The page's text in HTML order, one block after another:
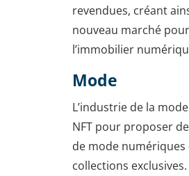
revendues, créant
nouveau marché pour
l’immobilier
Mode
L’industrie de la
NFT pour proposer
de mode numériques
collections exclusives.